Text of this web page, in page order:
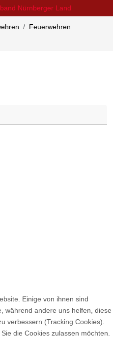
Feuerwehren
Einige von ihnen sind
während andere uns helfen, diese
verbessern (Tracking Cookies).
die Cookies zulassen möchten.